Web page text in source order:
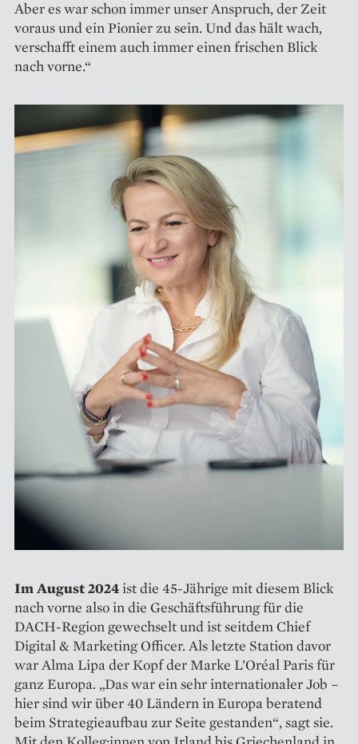
Aber es war schon immer unser Anspruch, der Zeit
voraus und ein Pionier zu sein. Und das hält wach,
verschafft einem auch immer einen frischen Blick
nach vorne.“
Im August 2024 ist die 45-Jährige mit diesem Blick
nach vorne also in die Geschäftsführung für die
DACH-Region gewechselt und ist seitdem Chief
Digital & Marketing Officer. Als letzte Station davor
war Alma Lipa der Kopf der Marke L’Oréal Paris für
ganz Europa. „Das war ein sehr internationaler Job –
hier sind wir über 40 Ländern in Europa beratend
beim Strategieaufbau zur Seite gestanden“, sagt sie.